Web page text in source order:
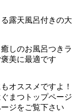
露天風呂付きの大
しのお風呂つきラ
美に最適です
オススメですよ！
まつトップページ
ジをご覧下さい